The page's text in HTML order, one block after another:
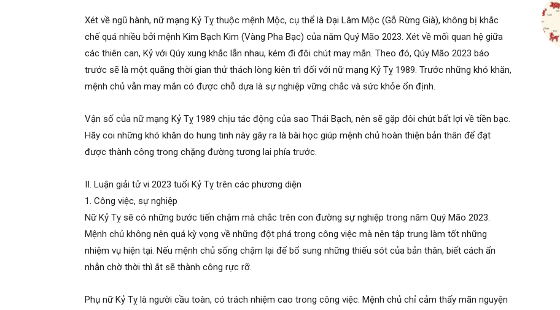
Xét về ngũ hành, nữ mạng Kỷ Tỵ thuộc mệnh Mộc, cụ thể là Đại Lâm Mộc (Gỗ Rừng Già), không bị khắc
chế quá nhiều bởi mệnh Kim Bạch Kim (Vàng Pha Bạc) của năm Quý Mão 2023. Xét về mối quan hệ giữa
các thiên can, Kỷ với Qúy xung khắc lẫn nhau, kém đi đôi chút may mắn. Theo đó, Qúy Mão 2023 báo
trước sẽ là một quãng thời gian thử thách lòng kiên trì đối với nữ mạng Kỷ Tỵ 1989. Trước những khó khăn,
mệnh chủ vẫn may mắn có được chỗ dựa là sự nghiệp vững chắc và sức khỏe ổn định.
Vận số của nữ mạng Kỷ Tỵ 1989 chịu tác động của sao Thái Bạch, nên sẽ gặp đôi chút bất lợi về tiền bạc.
Hãy coi những khó khăn do hung tinh này gây ra là bài học giúp mệnh chủ hoàn thiện bản thân để đạt
được thành công trong chặng đường tương lai phía trước.
II. Luận giải tử vi 2023 tuổi Kỷ Tỵ trên các phương diện
1. Công việc, sự nghiệp
Nữ Kỷ Tỵ sẽ có những bước tiến chậm mà chắc trên con đường sự nghiệp trong năm Quý Mão 2023.
Mệnh chủ không nên quá kỳ vọng về những đột phá trong công việc mà nên tập trung làm tốt những
nhiệm vụ hiện tại. Nếu mệnh chủ sống chậm lại để bổ sung những thiếu sót của bản thân, biết cách ẩn
nhẫn chờ thời thì ắt sẽ thành công rực rỡ.
Phụ nữ Kỷ Tỵ là người cầu toàn, có trách nhiệm cao trong công việc. Mệnh chủ chỉ cảm thấy mãn nguyện